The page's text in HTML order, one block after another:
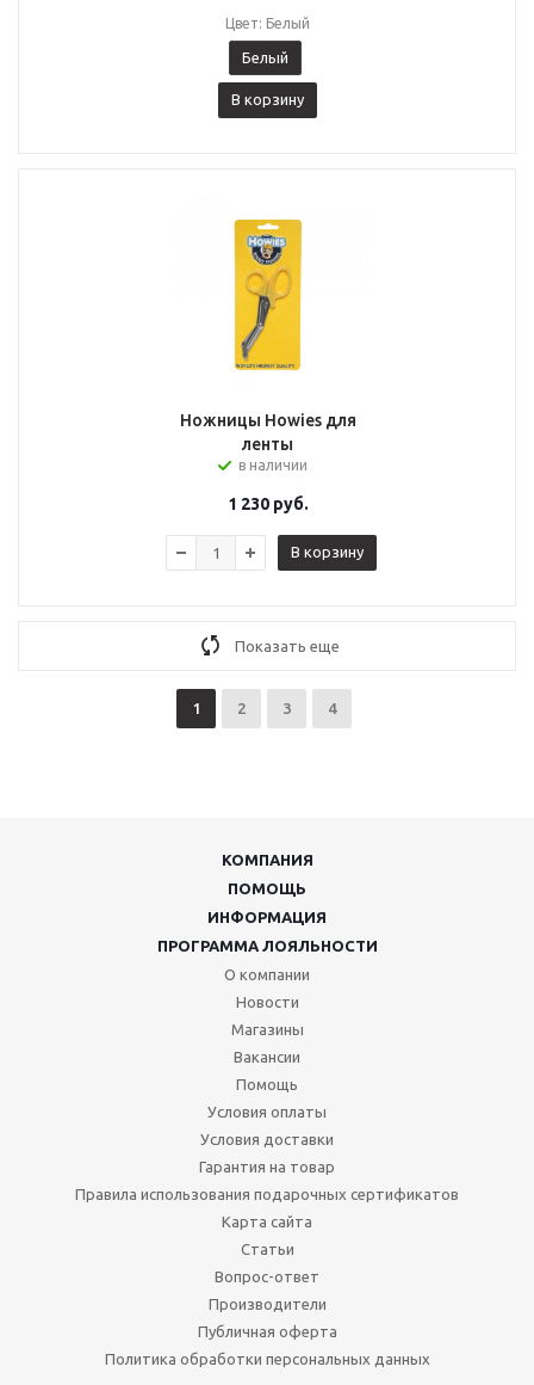
Цвет: Белый
Белый
В корзину
Ножницы Howies для
ленты
в наличии
1 230руб.
В корзину
Показать еще
1 2 3 4
КОМПАНИЯ
ПОМОЩЬ
ИНФОРМАЦИЯ
ПРОГРАММА ЛОЯЛЬНОСТИ
О компании
Новости
Магазины
Вакансии
Помощь
Условия оплаты
Условия доставки
Гарантия на товар
Правила использования подарочных сертификатов
Карта сайта
Статьи
Вопрос-ответ
Производители
Публичная оферта
Политика обработки персональных данных